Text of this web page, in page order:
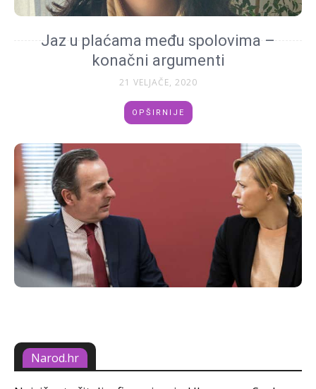
Jaz u plaćama među spolovima –
konačni argumenti
21 VELJAČE, 2020
OPŠIRNIJE
Narod.hr